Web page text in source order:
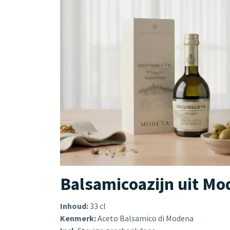
Balsamicoazijn uit
Inhoud:33 cl
Kenmerk:Aceto Balsamico di Modena